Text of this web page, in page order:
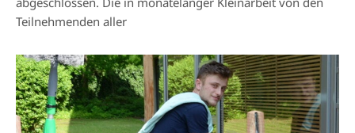
Teilnehmenden aller